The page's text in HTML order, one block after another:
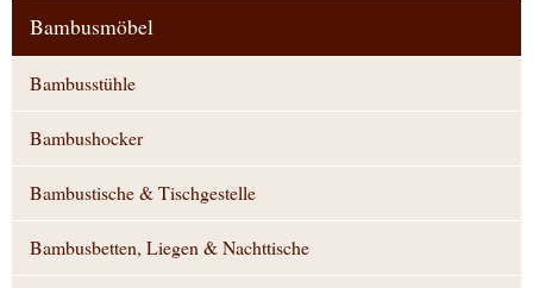
Bambusmöbel
Bambusstühle
Bambushocker
Bambustische & Tischgestelle
Bambusbetten, Liegen & Nachttische